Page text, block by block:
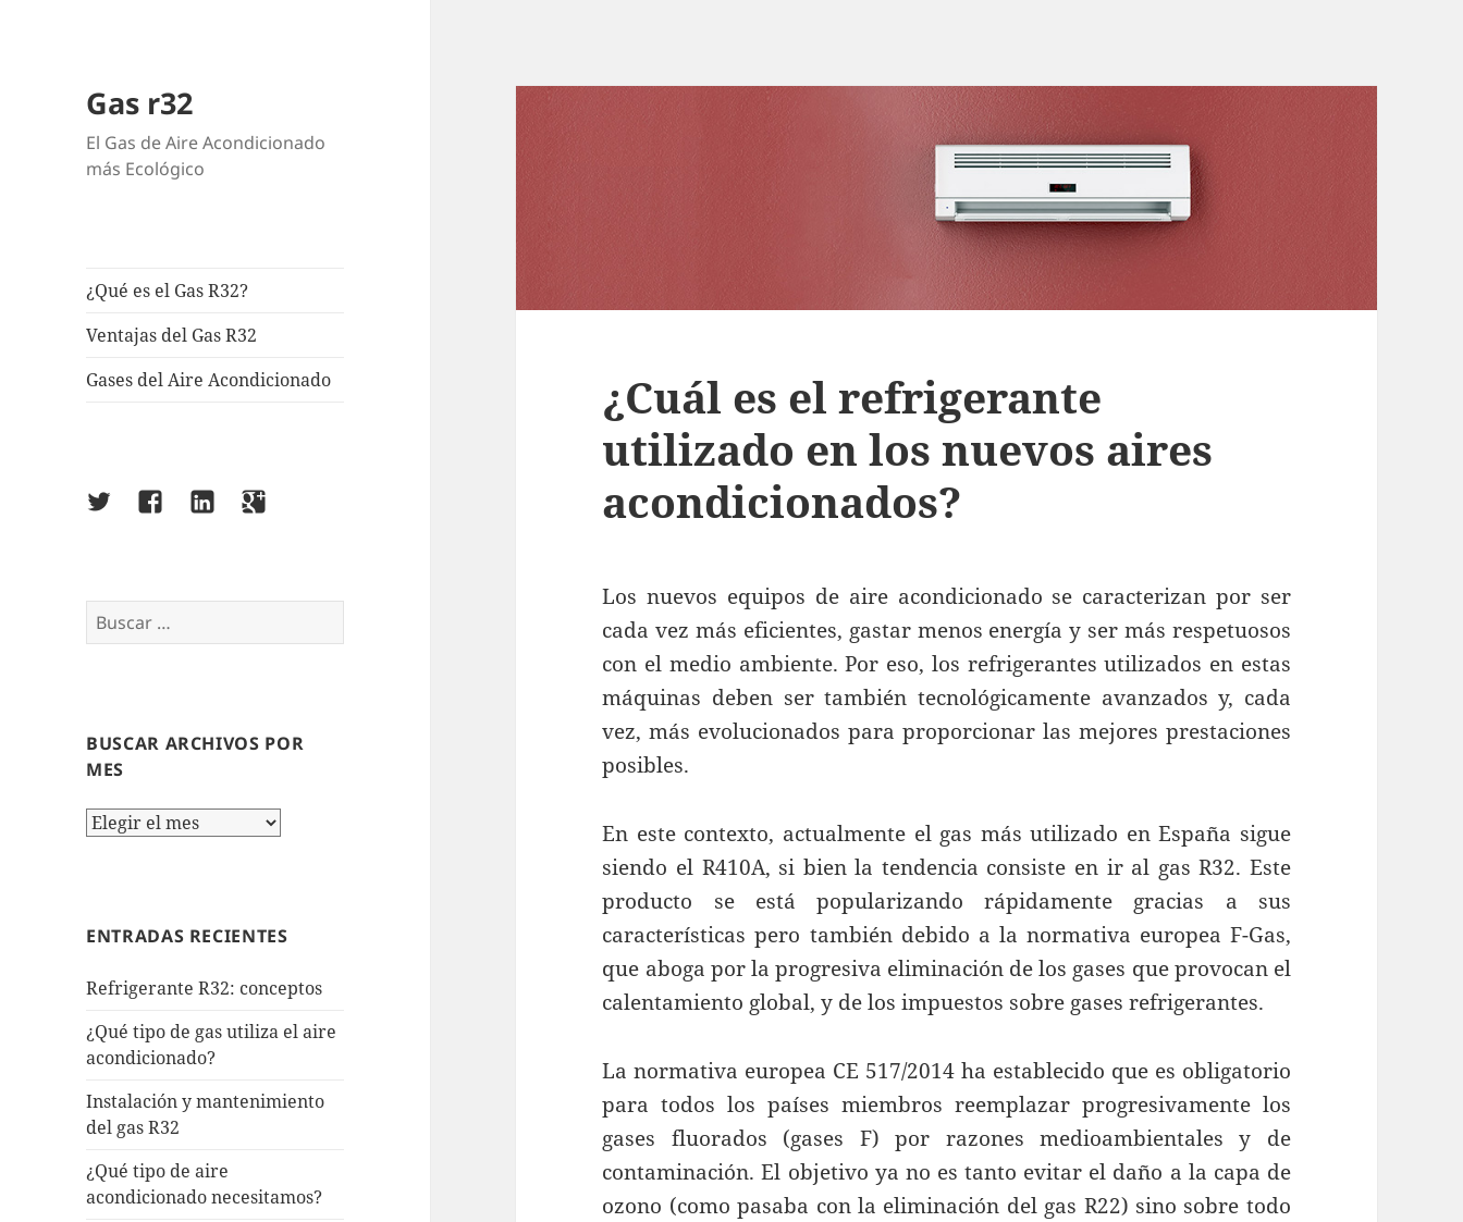
Gas r32
El Gas de Aire Acondicionado
más Ecológico
¿Qué es el Gas R32?
Ventajas del Gas R32
Gases del Aire Acondicionado
TwitterFacebookLinkedInGoogle+
Buscar:
BUSCAR ARCHIVOS POR
MES
Buscar
ENTRADAS RECIENTES
Refrigerante R32: conceptos
¿Qué tipo de gas utiliza el aire
acondicionado?
Instalación y mantenimiento
del gas R32
¿Qué tipo de aire
acondicionado necesitamos?
¿Cuál es el refrigerante
utilizado en los nuevos aires
acondicionados?
Los nuevos equipos de aire acondicionado se caracterizan por ser
cada vez más eficientes, gastar menos energía y ser más respetuosos
con el medio ambiente. Por eso, los refrigerantes utilizados en estas
máquinas deben ser también tecnológicamente avanzados y, cada
vez, más evolucionados para proporcionar las mejores prestaciones
posibles.
En este contexto, actualmente el gas más utilizado en España sigue
siendo el R410A, si bien la tendencia consiste en ir al gas R32. Este
producto se está popularizando rápidamente gracias a sus
características pero también debido a la normativa europea F-Gas,
que aboga por la progresiva eliminación de los gases que provocan el
calentamiento global, y de los impuestos sobre gases refrigerantes.
La normativa europea CE 517/2014 ha establecido que es obligatorio
para todos los países miembros reemplazar progresivamente los
gases fluorados (gases F) por razones medioambientales y de
contaminación. El objetivo ya no es tanto evitar el daño a la capa de
ozono (como pasaba con la eliminación del gas R22) sino sobre todo